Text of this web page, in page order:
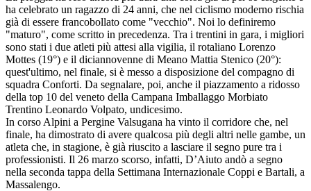
ha celebrato un ragazzo di 24 anni, che nel ciclismo moderno rischia
già di essere francobollato come "vecchio". Noi lo definiremo
"maturo", come scritto in precedenza. Tra i trentini in gara, i migliori
sono stati i due atleti più attesi alla vigilia, il rotaliano Lorenzo
Mottes (19°) e il diciannovenne di Meano Mattia Stenico (20°):
quest'ultimo, nel finale, si è messo a disposizione del compagno di
squadra Conforti. Da segnalare, poi, anche il piazzamento a ridosso
della top 10 del veneto della Campana Imballaggo Morbiato
Trentino Leonardo Volpato, undicesimo.
In corso Alpini a Pergine Valsugana ha vinto il corridore che, nel
finale, ha dimostrato di avere qualcosa più degli altri nelle gambe, un
atleta che, in stagione, è già riuscito a lasciare il segno pure tra i
professionisti. Il 26 marzo scorso, infatti, D’Aiuto andò a segno
nella seconda tappa della Settimana Internazionale Coppi e Bartali, a
Massalengo.